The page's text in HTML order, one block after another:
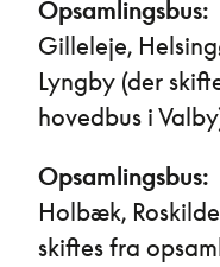
Opsamlingsbus:
Gilleleje,
Lyngby (der
hovedbus i
Opsamlingsbus:
Holbæk,
skiftes fra